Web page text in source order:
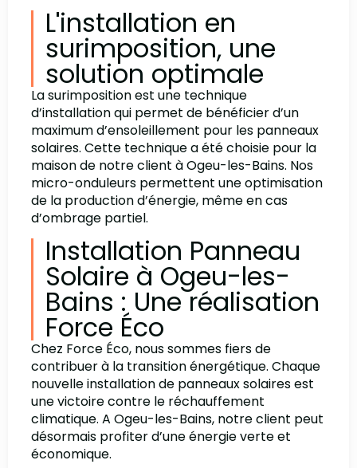
L'installation en
surimposition, une
solution optimale
La surimposition est une technique
d’installation qui permet de bénéficier d’un
maximum d’ensoleillement pour les panneaux
solaires. Cette technique a été choisie pour la
maison de notre client à Ogeu-les-Bains. Nos
micro-onduleurs permettent une optimisation
de la production d’énergie, même en cas
d’ombrage partiel.
Installation Panneau
Solaire à Ogeu-les-
Bains : Une réalisation
Force Éco
Chez Force Éco, nous sommes fiers de
contribuer à la transition énergétique. Chaque
nouvelle installation de panneaux solaires est
une victoire contre le réchauffement
climatique. A Ogeu-les-Bains, notre client peut
désormais profiter d’une énergie verte et
économique.